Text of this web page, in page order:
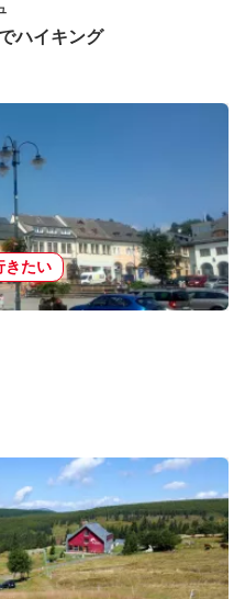
ハイキング
きたい